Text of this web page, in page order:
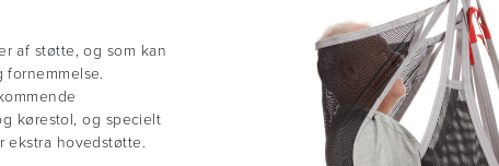
af støtte, og som kan
kørestol, og specielt
ekstra hovedstøtte.